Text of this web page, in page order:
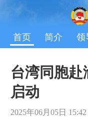
首页 简介 领
台湾同胞
启动
2025年06月05日